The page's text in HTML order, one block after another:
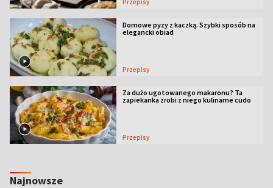
Przepisy
Domowe pyzy z kaczką. Szybki sposób na
elegancki obiad
Przepisy
Za dużo ugotowanego makaronu? Ta
zapiekanka zrobi z niego kulinarne cudo
Przepisy
Najnowsze